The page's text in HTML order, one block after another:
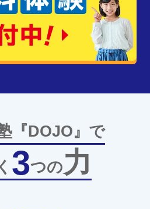
『DOJO』で
3つの力